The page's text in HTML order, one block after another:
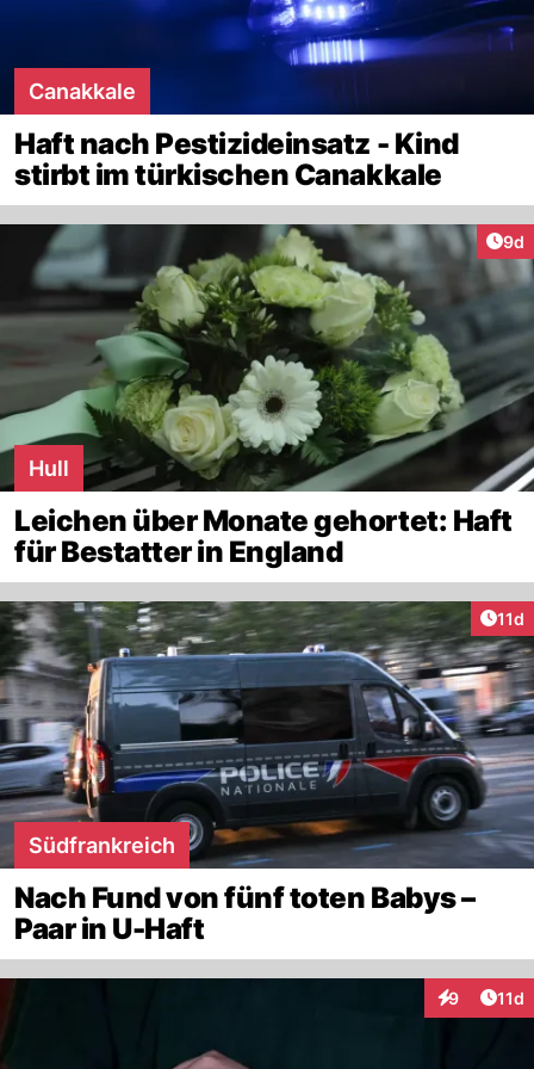
Canakkale
Haft nach Pestizideinsatz - Kind
stirbt im türkischen Canakkale
9d
Hull
Leichen über Monate gehortet: Haft
für Bestatter in England
11d
Südfrankreich
Nach Fund von fünf toten Babys –
Paar in U-Haft
9 11d